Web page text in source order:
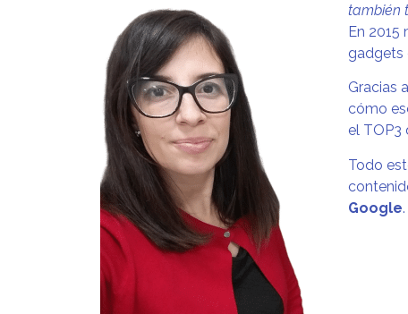
también
En 2015
gadgets
Gracias
cómo
el TOP3
Todo
Google